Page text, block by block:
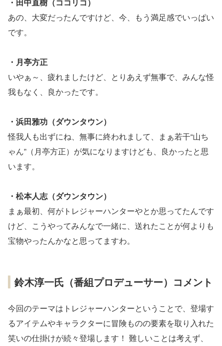
・田中直樹（ココリコ）
あの、大変だったんですけど、今、もう満足感でいっぱい
です。
・月亭方正
いやぁ～、疲れましたけど、とりあえず無事で、みんな怪
我もなく、良かったです。
・浜田雅功（ダウンタウン）
怪我人も出ずにね、無事に終われまして、まぁ若干“山ち
ゃん”（月亭方正）が気になりますけども、良かったと思
います。
・松本人志（ダウンタウン）
まぁ最初、何がトレジャーハンターやとか思ってたんです
けど、こうやってみんなで一緒に、送れたことが何よりも
宝物やったんかなと思ってますわ。
鈴木淳一氏（番組プロデューサー）コメント
今回のテーマはトレジャーハンターということで、登場す
るアイテムやキャラクターに冒険ものの要素を取り入れた
笑いの仕掛けが続々登場します！ 難しいことは考えず、